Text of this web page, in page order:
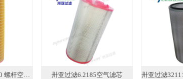
卅亚过滤6.2185空气滤芯